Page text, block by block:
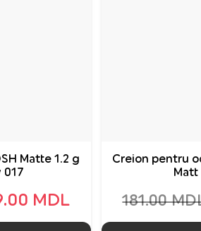
Matte 1.2 g
017
MDL
Creion pentru
Matt
181.00